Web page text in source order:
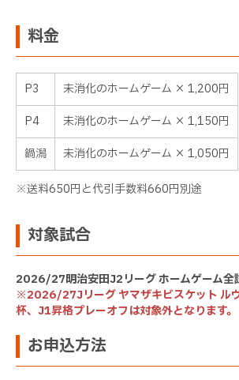
料金
P3
未消化のホームゲーム × 1,200円
P4
未消化のホームゲーム × 1,150円
鍋潟
未消化のホームゲーム × 1,050円
※送料650円と代引手数料660円別途
対象試合
2026/27明治安田J2リーグ ホームゲーム全
※2026/27Jリーグ ヤマザキビスケット ル
杯、J1昇格プレーオフは対象外となります。
お申込方法